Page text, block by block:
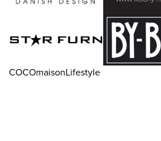
COCOmaisonLifestyle